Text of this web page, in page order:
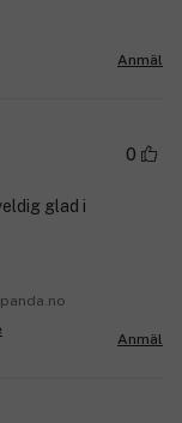
Anmäl
0
glad i
Anmäl